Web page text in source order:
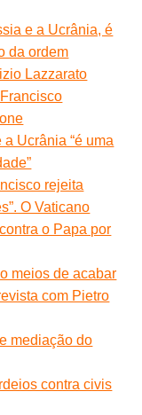
e a Ucrânia, é
da ordem
Lazzarato
Ucrânia “é uma
rejeita
O Vaticano
o Papa por
meios de acabar
com Pietro
mediação do
contra civis